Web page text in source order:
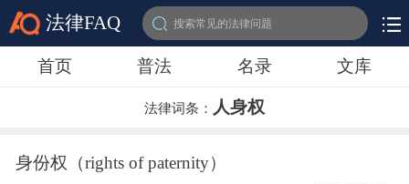
法律FAQ 搜索常见的法律问题
首页 普法 名录 文库
法律词条： 人身权
身份权（rights of paternity）